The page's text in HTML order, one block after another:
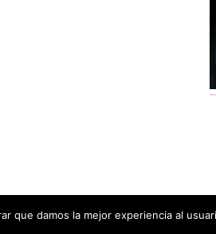
que damos la mejor experiencia al